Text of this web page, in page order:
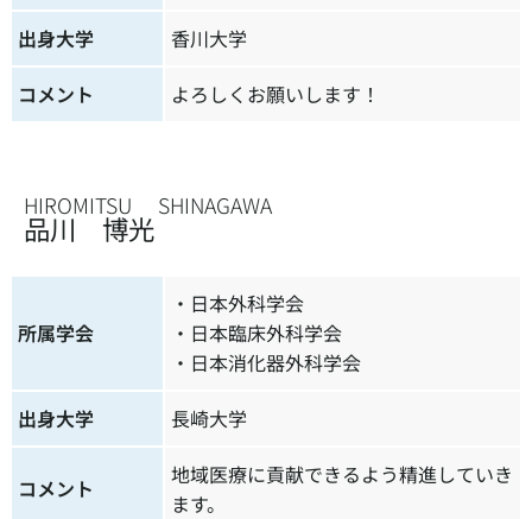
出身大学
香川大学
コメント
よろしくお願いします！
HIROMITSU SHINAGAWA
品川 博光
所属学会
・日本外科学会
・日本臨床外科学会
・日本消化器外科学会
出身大学
長崎大学
コメント
地域医療に貢献できるよう精進していき
ます。